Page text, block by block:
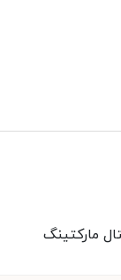
مارکتینگ